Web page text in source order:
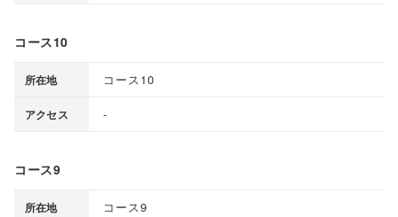
コース10
所在地 コース10
アクセス -
コース9
所在地 コース9